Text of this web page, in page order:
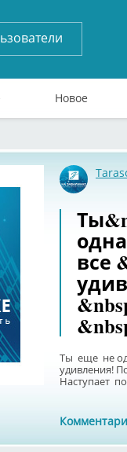
Новое
все
Ты еще не
удивления!
Наступает